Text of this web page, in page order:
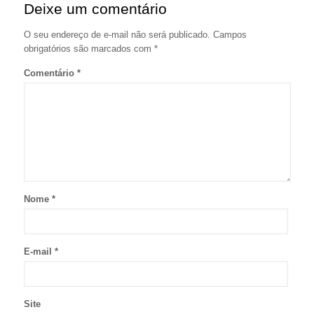
Deixe um comentário
O seu endereço de e-mail não será publicado. Campos
obrigatórios são marcados com *
Comentário *
Nome *
E-mail *
Site